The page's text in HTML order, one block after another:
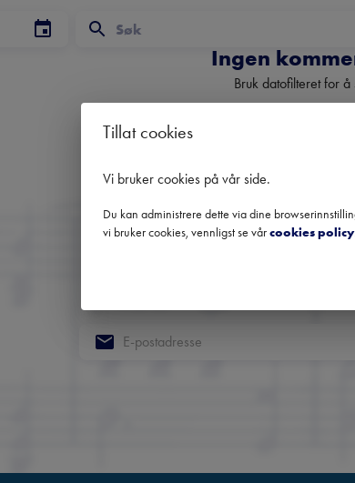
Ingen
Bruk datofilteret for
Norges
Tillat cookies
Vi bruker cookies på vår side.
Du kan administrere dette via dine
vi bruker cookies, vennligst se vårcookies policy.